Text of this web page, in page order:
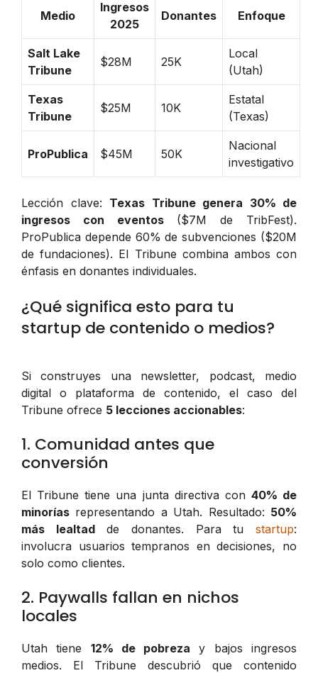
Medio
Ingresos
2025
Donantes Enfoque
Salt Lake
Tribune
$28M 25K
Local
(Utah)
Texas
Tribune
$25M 10K
Estatal
(Texas)
ProPublica $45M 50K
Nacional
investigativo
Lección clave: Texas Tribune genera 30% de
ingresos con eventos($7M de TribFest).
ProPublica depende 60% de subvenciones ($20M
de fundaciones). El Tribune combina ambos con
énfasis en donantes individuales.
¿Qué significa esto para tu
startup de contenido o medios?
Si construyes una newsletter, podcast, medio
digital o plataforma de contenido, el caso del
Tribune ofrece 5 lecciones accionables:
1. Comunidad antes que
conversión
El Tribune tiene una junta directiva con 40% de
minorías representando a Utah. Resultado: 50%
más lealtadde donantes. Para tustartup:
involucra usuarios tempranos en decisiones, no
solo como clientes.
2. Paywalls fallan en nichos
locales
Utah tiene 12% de pobreza y bajos ingresos
medios. El Tribune descubrió que contenido